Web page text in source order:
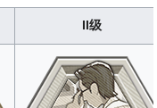
改正
504
经WIKI编辑组测试，单
60<br>数据仅供参考，如有错误
II级